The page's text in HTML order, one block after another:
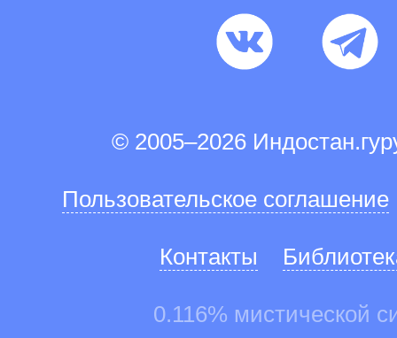
© 2005–2026
Пользовательское соглашение
Контакты
0.116% мистической